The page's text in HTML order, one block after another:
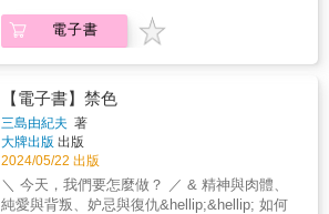
慢慢暖和起來，那團東西往更深的地方不斷掉
落下去，和它一同發顫。 靈魂是什麼顏色，又
與爸爸的相似。 & ＃ 如果能只沉浸在悲傷中，
那就輕鬆多了。好煩躁，我好煩躁。可是，比
起煩躁更難受的是，我希望你活下去。我只
是，希望你活下去。希望你明天也活著。只是
這樣而已。可是，因為那是無法實現的願望，
所以我一直裝出煩躁不耐的模樣。不過，已經
全沒有這樣想。會擅自斷定人可憐的，就是旁
人，因為沒有待在同一個場所的人才會說出這
種話。想要待在那個人附近，或是置身同一個
場所的人，根本不會認為那個人可憐。 & ＃ 家
人是可以製造的東西嗎？假設爸爸、澄香跟我
的關係類似土鍋，那應該是比製造更有機的關
係不是嗎？為了避免在開大火時破裂，要先製
造出好的裂痕，一旦裂痕開始變深了，就必須
再保養一次。裂痕是必要的。因為沒有裂痕的
完美形體很容易就會毀損。因此要珍視著裂痕
主的Podcast「布袋戲，講予恁聽」，拚勢楦闊
布袋戲的各種可能，向望予台語文化湠予遠
族》、《GG冒險野郎》、《家事修理會社》；
真雲林閣掌中劇團《兩隻老虎》、《汪洋中的
一條船》；阮劇團《大路：七天》、《釣蝦場
的十日談》；同黨劇團《上帝公的香火袋》；
不可無料劇場《老池攝交場－尬游派對》、
《玉面》、《一個公務員的誕生》等。&本書特
絲〉、〈羅生門〉、〈竹林內〉、〈柑仔〉、
〈台車〉、〈淮山糜〉、〈杜子春〉總共８篇
故事。 & 可另購有聲書「經典文學tsi&acirc;nn
好聽：《羅生門：芥川龍之介短篇小說選
Ｉ》」： 聲音演出◎義興閣掌中劇團第四代主
演王凱生&Ocirc;ng Kh&aacute;i-sing & 1989
年出世，嘉義市傑出演藝團隊「義興閣掌中劇
團」第四代主演兼音樂設計，是偶戲藝術家、
音樂創作者，同時迒到劇場音樂設計、燈光設
計和舞台監督。 & 新創「布袋戲搖滾音樂劇」
滿頹廢主義和虛無主義，藉由揭開人性的暗
面，從而獲得真正的自由與解放。 ☆王憶雲
不會讓您的生活更加輕鬆，也不會變得比較偉
大，什麼都不會發生。所以我並不推薦這本
書。」&mdash;&mdash;太宰治 本書粗糙、鬆
塌、妄為、反邏輯&hellip;&hellip;卻是太宰治一
切創作的原點。 一些活像諷刺畫情景的生活，
一種被現實打垮的男人勉強擺出的忍耐態度，
電子書
【電子書】禁色
三島由紀夫 著
大牌出版 出版
2024/05/22 出版
＼ 今天，我們要怎麼做？ ／ & 精神與肉體、
純愛與背叛、妒忌與復仇&hellip;&hellip; 如何